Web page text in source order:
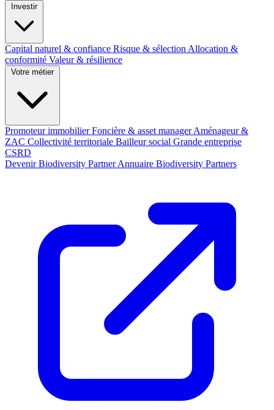
Investir
Capital naturel & confiance Risque & sélection Allocation &
conformité Valeur & résilience
Votre métier
Promoteur immobilierFoncière & asset managerAménageur &
ZAC Collectivité territoriale Bailleur social Grande entreprise
CSRD
Devenir Biodiversity PartnerAnnuaire Biodiversity Partners